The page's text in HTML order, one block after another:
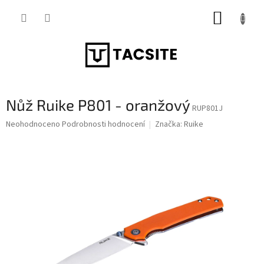
Nůž Ruike P801 - oranžový RUP801J
Průměrné
Neohodnoceno Podrobnosti hodnocení Značka: Ruike